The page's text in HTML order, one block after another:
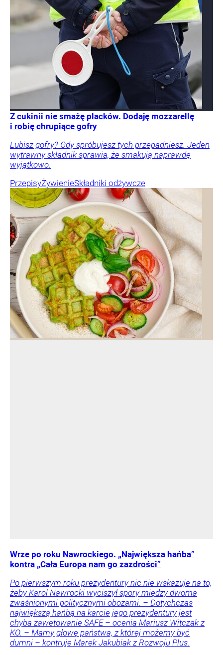
Z cukinii nie smażę placków. Dodaję mozzarellę
i robię chrupiące gofry
Lubisz gofry? Gdy spróbujesz tych przepadniesz. Jeden
wytrawny składnik sprawia, że smakują naprawdę
wyjątkowo.
PrzepisyŻywienieSkładniki odżywcze
Wrze po roku Nawrockiego. „Największa hańba”
kontra „Cała Europa nam go zazdrości”
Po pierwszym roku prezydentury nic nie wskazuje na to,
żeby Karol Nawrocki wyciszył spory między dwoma
zwaśnionymi politycznymi obozami. – Dotychczas
największą hańbą na karcie jego prezydentury jest
chyba zawetowanie SAFE – ocenia Mariusz Witczak z
KO. – Mamy głowę państwa, z której możemy być
dumni – kontruje Marek Jakubiak z Rozwoju Plus.